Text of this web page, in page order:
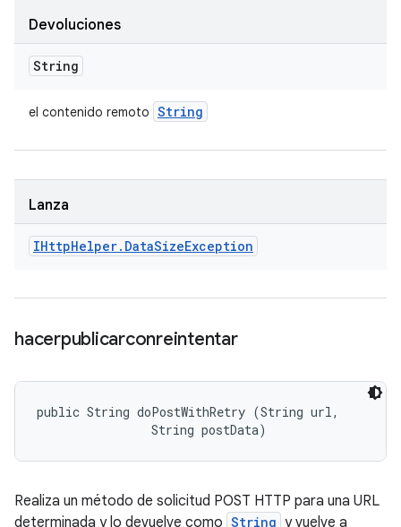
Devoluciones
String
el contenido remoto String
Lanza
IHttpHelper. DataSizeException
hacerpublicarconreintentar
public String doPostWithRetry (String url,
                String postData)
Realiza un método de solicitud POST HTTP para una URL
determinada y lo devuelve como String y vuelve a